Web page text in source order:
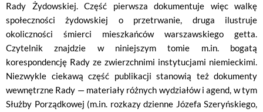
Rady Żydowskiej. Część pierwsza dokumentuje więc walkę
społeczności żydowskiej o przetrwanie, druga ilustruje
okoliczności śmierci mieszkańców warszawskiego getta.
Czytelnik znajdzie w niniejszym tomie m.in. bogatą
korespondencję Rady ze zwierzchnimi instytucjami niemieckimi.
Niezwykle ciekawą część publikacji stanowią też dokumenty
wewnętrzne Rady — materiały różnych wydziałów i agend, w tym
Służby Porządkowej (m.in. rozkazy dzienne Józefa Szeryńskiego,